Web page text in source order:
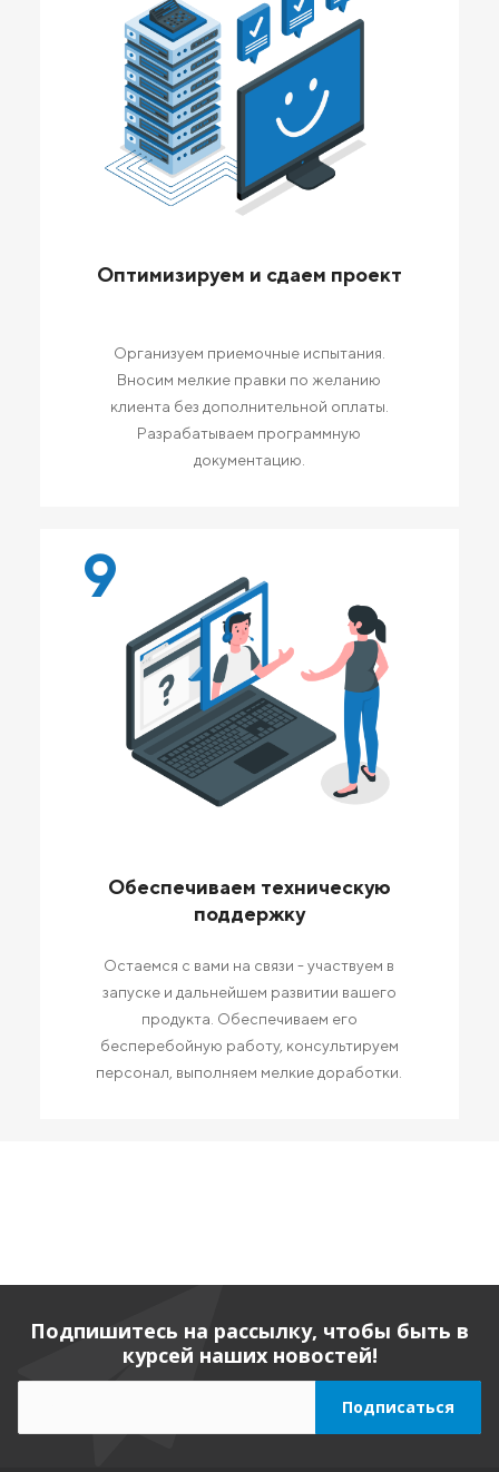
Оптимизируем и сдаем проект
Организуем приемочные испытания.
Вносим мелкие правки по желанию
клиента без дополнительной оплаты.
Разрабатываем программную
документацию.
9
Обеспечиваем техническую
поддержку
Остаемся с вами на связи - участвуем в
запуске и дальнейшем развитии вашего
продукта. Обеспечиваем его
бесперебойную работу, консультируем
персонал, выполняем мелкие доработки.
Подпишитесь на рассылку, чтобы быть в
курсей наших новостей!